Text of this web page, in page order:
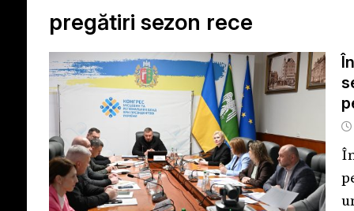
pregătiri sezon rece